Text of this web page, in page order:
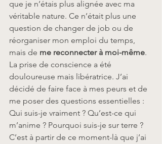
que je n’étais plus alignée avec ma
véritable nature. Ce n’était plus une
question de changer de job ou de
réorganiser mon emploi du temps,
mais de me reconnecter à moi-même.
La prise de conscience a été
douloureuse mais libératrice. J’ai
décidé de faire face à mes peurs et de
me poser des questions essentielles :
Qui suis-je vraiment ? Qu’est-ce qui
m’anime ? Pourquoi suis-je sur terre ?
C’est à partir de ce moment-là que j’ai